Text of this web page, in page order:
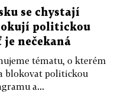
se chystají
politickou
je nečekaná
tématu, o kterém
blokovat politickou
a...